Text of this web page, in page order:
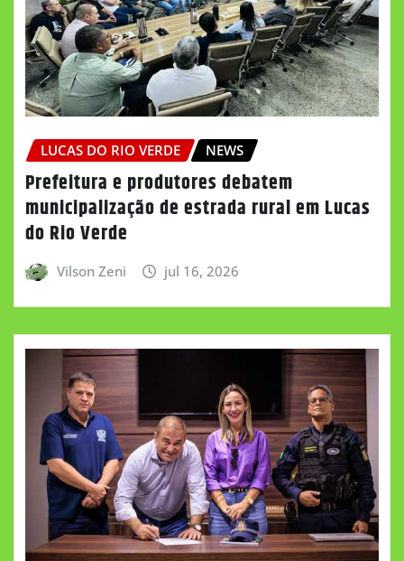
LUCAS DO RIO VERDE NEWS
Prefeitura e produtores debatem
municipalização de estrada rural em Lucas
do Rio Verde
Vilson Zeni jul 16, 2026